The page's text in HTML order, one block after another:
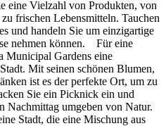
eine Vielzahl von Produkten, von
frischen Lebensmitteln. Tauchen
und handeln Sie um einzigartige
nehmen können. Für eine
Municipal Gardens eine
Mit seinen schönen Blumen,
ist es der perfekte Ort, um zu
Sie ein Picknick ein und
Nachmittag umgeben von Natur.
Stadt, die eine Mischung aus